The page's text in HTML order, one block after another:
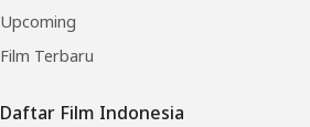
Upcoming
Film Terbaru
Daftar Film Indonesia